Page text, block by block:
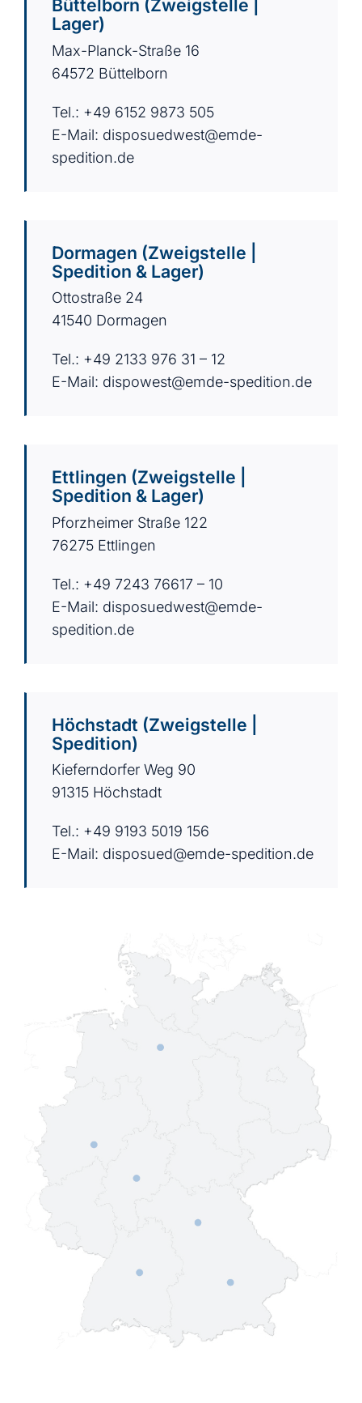
Büttelborn (Zweigstelle |
Lager)
Max-Planck-Straße 16
64572 Büttelborn
Tel.: +49 6152 9873 505
E-Mail: disposuedwest@emde-
spedition.de
Dormagen (Zweigstelle |
Spedition & Lager)
Ottostraße 24
41540 Dormagen
Tel.: +49 2133 976 31 – 12
E-Mail: dispowest@emde-spedition.de
Ettlingen (Zweigstelle |
Spedition & Lager)
Pforzheimer Straße 122
76275 Ettlingen
Tel.: +49 7243 76617 – 10
E-Mail: disposuedwest@emde-
spedition.de
Höchstadt (Zweigstelle |
Spedition)
Kieferndorfer Weg 90
91315 Höchstadt
Tel.: +49 9193 5019 156
E-Mail: disposued@emde-spedition.de